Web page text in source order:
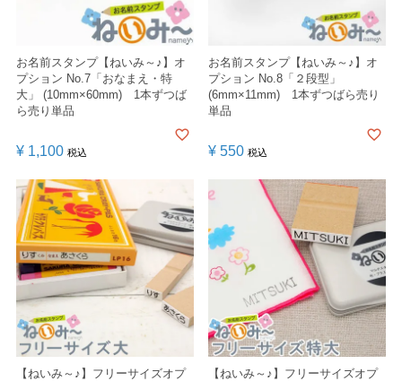
お名前スタンプ【ねいみ～♪】オ
プション No.7「おなまえ・特
大」 (10mm×60mm) 1本ずつば
ら売り単品
¥ 1,100 税込
お名前スタンプ【ねいみ～♪】オ
プション No.8「２段型」
(6mm×11mm) 1本ずつばら売り
単品
¥ 550 税込
【ねいみ～♪】フリーサイズオプ
【ねいみ～♪】フリーサイズオプ